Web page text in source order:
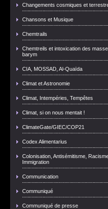
Changements cosmiques et
Chansons et Musique
Chemtrails
Chemtreils et intoxication des
barym
CIA, MOSSAD, Al-Quaïda
Climat et Astronomie
Climat, Intempéries, Tempêtes
Climat, si on nous mentait !
ClimateGate/GIEC/COP21
Codex Alimentarius
Colonisation, Antisémitisme,
Immigration
Communication
Communiqué
Communiqué de presse